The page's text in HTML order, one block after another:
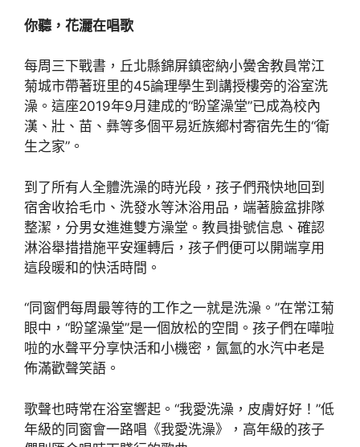
你聽，花灑在唱歌
每周三下戰書，丘北縣錦屏鎮密納小黌舍教員常江
菊城市帶著班里的45論理學生到講授樓旁的浴室洗
澡。這座2019年9月建成的“盼望澡堂”已成為校內
漢、壯、苗、彝等多個平易近族鄉村寄宿先生的“衛
生之家”。
到了所有人全體洗澡的時光段，孩子們飛快地回到
宿舍收拾毛巾、洗發水等沐浴用品，端著臉盆排隊
整潔，分男女進進雙方澡堂。教員掛號信息、確認
淋浴舉措措施平安運轉后，孩子們便可以開端享用
這段暖和的快活時間。
“同窗們每周最等待的工作之一就是洗澡。”在常江菊
眼中，“盼望澡堂”是一個放松的空間。孩子們在嘩啦
啦的水聲平分享快活和小機密，氤氳的水汽中老是
佈滿歡聲笑語。
歌聲也時常在浴室響起。“我愛洗澡，皮膚好好！”低
年級的同窗會一路唱《我愛洗澡》，高年級的孩子